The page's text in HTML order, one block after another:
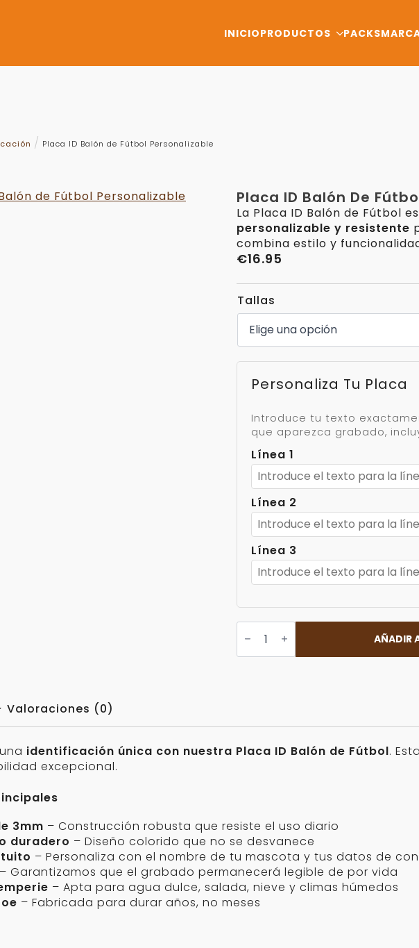
INICIOPRODUCTOS PACKS
Placa ID Balón de Fútbol Personalizable
Placa ID Balón De
La Placa ID Balón de Fútbol
personalizable y resistente
combina estilo y
€16.95
Tallas
Personaliza Tu Placa
Introduce tu texto
que aparezca grabado,
Línea 1
Línea 2
Línea 3
Placa
ID
Balón
de
AÑADIR
Valoraciones (0)
identificación única con nuestra Placa ID Balón de Fútbol.
excepcional.
3mm – Construcción robusta que resiste el uso diario
duradero – Diseño colorido que no se desvanece
– Personaliza con el nombre de tu mascota y tus datos de
– Garantizamos que el grabado permanecerá legible de por vida
– Apta para agua dulce, salada, nieve y climas húmedos
– Fabricada para durar años, no meses